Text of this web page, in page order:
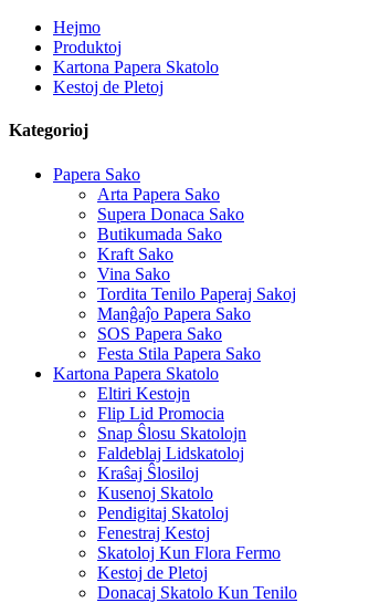
Hejmo
Produktoj
Kartona Papera Skatolo
Kestoj de Pletoj
Kategorioj
Papera Sako
Arta Papera Sako
Supera Donaca Sako
Butikumada Sako
Kraft Sako
Vina Sako
Tordita Tenilo Paperaj Sakoj
Manĝaĵo Papera Sako
SOS Papera Sako
Festa Stila Papera Sako
Kartona Papera Skatolo
Eltiri Kestojn
Flip Lid Promocia
Snap Ŝlosu Skatolojn
Faldeblaj Lidskatoloj
Kraŝaj Ŝlosiloj
Kusenoj Skatolo
Pendigitaj Skatoloj
Fenestraj Kestoj
Skatoloj Kun Flora Fermo
Kestoj de Pletoj
Donacaj Skatolo Kun Tenilo